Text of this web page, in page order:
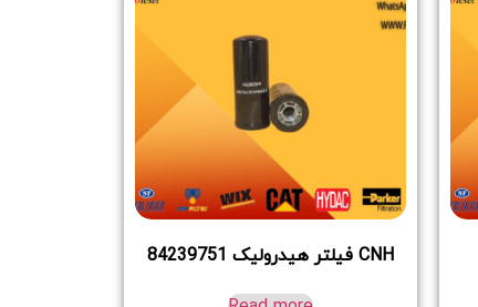
CNH فیلتر هیدرولیک 84239751